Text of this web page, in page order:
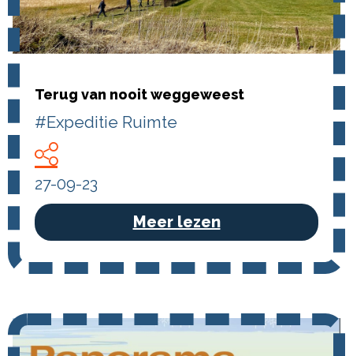
Terug van nooit weggeweest
#Expeditie Ruimte
Meer lezen
27-09-23